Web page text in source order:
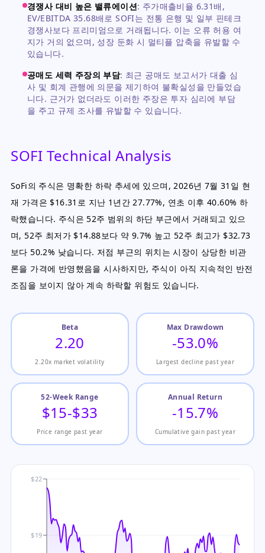
경쟁사 대비 높은 밸류에이션: 주가매출비율 6.31배,
EV/EBITDA 35.68배로 SOFI는 전통 은행 및 일부 핀테크
경쟁사보다 프리미엄으로 거래됩니다. 이는 오류 허용 여
지가 거의 없으며, 성장 둔화 시 멀티플 압축을 유발할 수
있습니다.
공매도 세력 주장의 부담: 최근 공매도 보고서가 대출 심
사 및 회계 관행에 의문을 제기하여 불확실성을 만들었습
니다. 근거가 없더라도 이러한 주장은 투자 심리에 부담
을 주고 규제 조사를 유발할 수 있습니다.
SOFI Technical Analysis
SoFi의 주식은 명확한 하락 추세에 있으며, 2026년 7월 31일 현
재 가격은 $16.31로 지난 1년간 27.77%, 연초 이후 40.60% 하
락했습니다. 주식은 52주 범위의 하단 부근에서 거래되고 있으
며, 52주 최저가 $14.88보다 약 9.7% 높고 52주 최고가 $32.73
보다 50.2% 낮습니다. 저점 부근의 위치는 시장이 상당한 비관
론을 가격에 반영했음을 시사하지만, 주식이 아직 지속적인 반전
조짐을 보이지 않아 계속 하락할 위험도 있습니다.
Beta
2.20
2.20x market volatility
Max Drawdown
-53.0%
Largest decline past year
52-Week Range
$15-$33
Price range past year
Annual Return
-15.7%
Cumulative gain past year
$19
$22